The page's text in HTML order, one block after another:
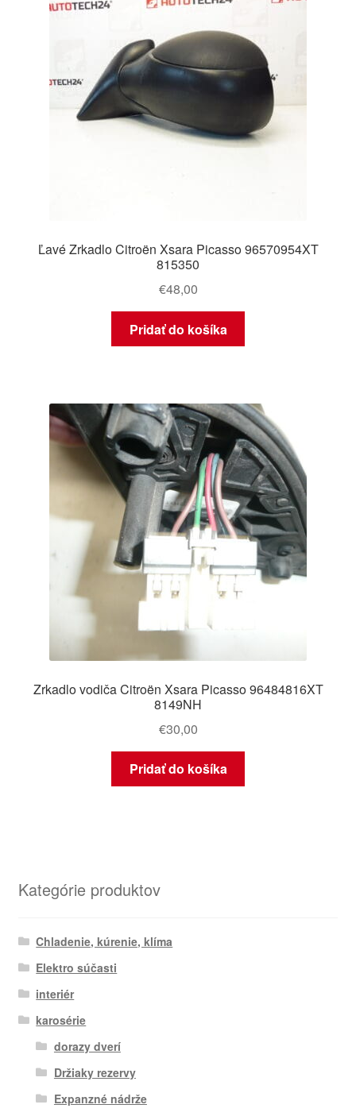
Ľavé Zrkadlo Citroën Xsara Picasso 96570954XT
815350
€48,00
Pridať do košíka
Zrkadlo vodiča Citroën Xsara Picasso 96484816XT
8149NH
€30,00
Pridať do košíka
Kategórie produktov
Chladenie, kúrenie, klíma
Elektro súčasti
interiér
karosérie
dorazy dverí
Držiaky rezervy
Expanzné nádrže